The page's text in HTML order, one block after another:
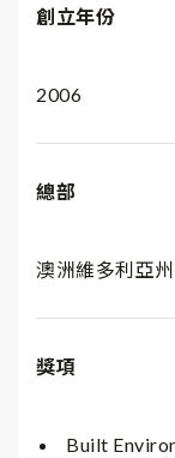
創立年份
2006
總部
澳洲維多利亞州
獎項
Built